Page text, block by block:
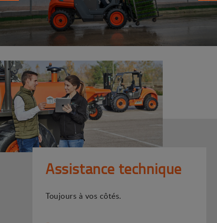
Assistance technique
Toujours à vos côtés.